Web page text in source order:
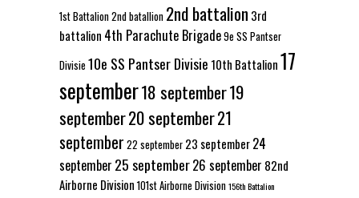
1st Battalion2nd batallion 2nd battalion 3rd
battalion 4th Parachute Brigade9e SS Pantser
Divisie 10e SS Pantser Divisie 10th Battalion17
september18 september19
september20 september21
september 22 september 23 september24
september 25 september26 september 82nd
Airborne Division 101st Airborne Division156th Battalion